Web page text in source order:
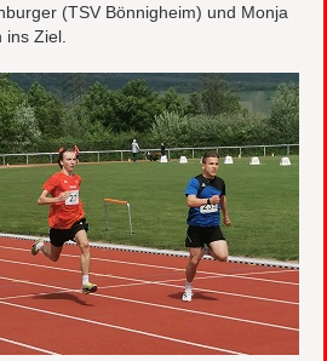
(TSV Bönnigheim) und Monja
ins Ziel.